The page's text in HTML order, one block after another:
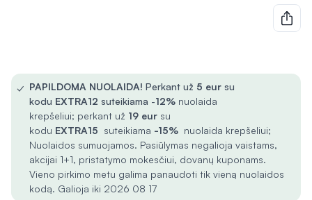
✓ PAPILDOMA NUOLAIDA! Perkant už 5 eur su
kodu EXTRA12 suteikiama -12% nuolaida
krepšeliui; perkant už 19 eur su
kodu EXTRA15 suteikiama -15% nuolaida krepšeliui;
Nuolaidos sumuojamos. Pasiūlymas negalioja vaistams,
akcijai 1+1, pristatymo mokesčiui, dovanų kuponams.
Vieno pirkimo metu galima panaudoti tik vieną nuolaidos
kodą. Galioja iki 2026 08 17